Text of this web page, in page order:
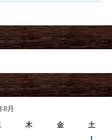
8月
木 金
土